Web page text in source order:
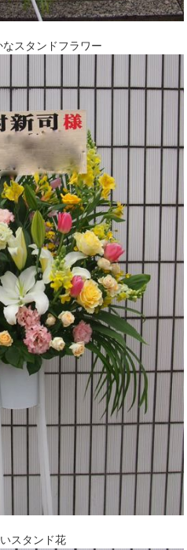
スタンドフラワー
スタンド花